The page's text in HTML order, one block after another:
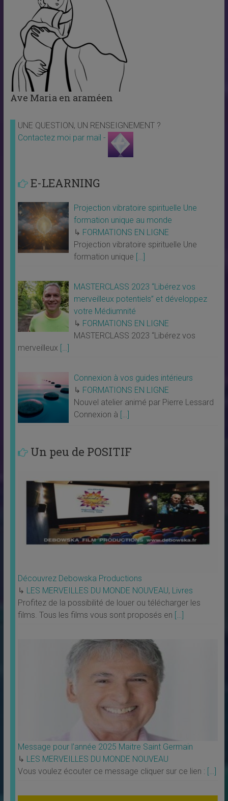
Ave Maria en araméen
UNE QUESTION, UN RENSEIGNEMENT ?
Contactez moi par mail -
E-LEARNING
Projection vibratoire spirituelle Une
formation unique au monde
↳ FORMATIONS EN LIGNE
Projection vibratoire spirituelle Une
formation unique […]
MASTERCLASS 2023 “Libérez vos
merveilleux potentiels” et développez
votre Médiumnité
↳ FORMATIONS EN LIGNE
MASTERCLASS 2023 “Libérez vos
merveilleux […]
Connexion à vos guides intérieurs
↳ FORMATIONS EN LIGNE
Nouvel atelier animé par Pierre Lessard
Connexion à […]
Un peu de POSITIF
Découvrez Debowska Productions
↳ LES MERVEILLES DU MONDE NOUVEAU, Livres
Profitez de la possibilité de louer ou télécharger les
films. Tous les films vous sont proposés en […]
Message pour l’année 2025 Maitre Saint Germain
↳ LES MERVEILLES DU MONDE NOUVEAU
Vous voulez écouter ce message cliquer sur ce lien : […]